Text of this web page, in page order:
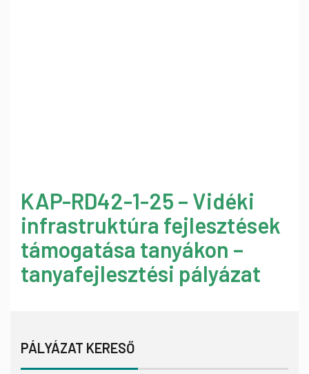
KAP-RD42-1-25 – Vidéki
infrastruktúra fejlesztések
támogatása tanyákon –
tanyafejlesztési pályázat
PÁLYÁZAT KERESŐ